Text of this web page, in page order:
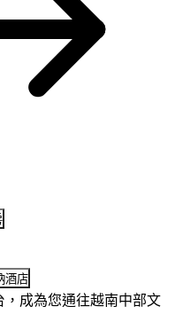
酒店
成為您通往越南中部文